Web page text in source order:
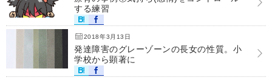
する練習
2018年3月13日
発達障害のグレーゾーンの長女の性質。小
学校から顕著に